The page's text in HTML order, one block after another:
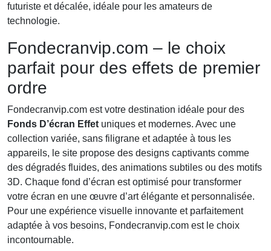
futuriste et décalée, idéale pour les amateurs de
technologie.
Fondecranvip.com – le choix
parfait pour des effets de premier
ordre
Fondecranvip.com est votre destination idéale pour des
Fonds D’écran Effet uniques et modernes. Avec une
collection variée, sans filigrane et adaptée à tous les
appareils, le site propose des designs captivants comme
des dégradés fluides, des animations subtiles ou des motifs
3D. Chaque fond d’écran est optimisé pour transformer
votre écran en une œuvre d’art élégante et personnalisée.
Pour une expérience visuelle innovante et parfaitement
adaptée à vos besoins, Fondecranvip.com est le choix
incontournable.